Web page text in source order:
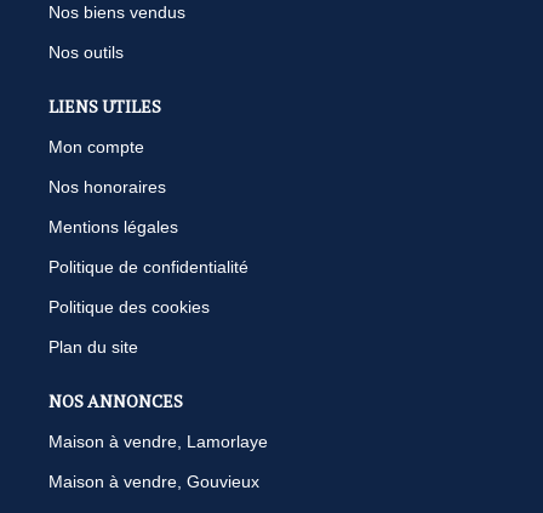
Nos biens vendus
Nos outils
LIENS UTILES
Mon compte
Nos honoraires
Mentions légales
Politique de confidentialité
Politique des cookies
Plan du site
NOS ANNONCES
Maison à vendre, Lamorlaye
Maison à vendre, Gouvieux